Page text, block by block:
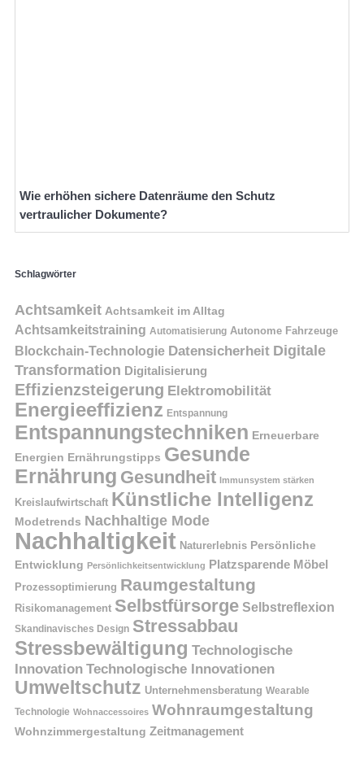
Wie erhöhen sichere Datenräume den Schutz
vertraulicher Dokumente?
Schlagwörter
Achtsamkeit Achtsamkeit im Alltag
Achtsamkeitstraining Automatisierung Autonome Fahrzeuge
Blockchain-Technologie Datensicherheit Digitale
Transformation Digitalisierung
Effizienzsteigerung Elektromobilität
Energieeffizienz Entspannung
Entspannungstechniken Erneuerbare
Energien Ernährungstipps Gesunde
Ernährung Gesundheit Immunsystem stärken
Kreislaufwirtschaft Künstliche Intelligenz
Modetrends Nachhaltige Mode
Nachhaltigkeit Naturerlebnis Persönliche
Entwicklung Persönlichkeitsentwicklung Platzsparende Möbel
Prozessoptimierung Raumgestaltung
Risikomanagement Selbstfürsorge Selbstreflexion
Skandinavisches Design Stressabbau
Stressbewältigung Technologische
Innovation Technologische Innovationen
Umweltschutz Unternehmensberatung Wearable
Technologie Wohnaccessoires Wohnraumgestaltung
Wohnzimmergestaltung Zeitmanagement